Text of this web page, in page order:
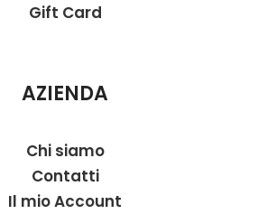
Gift Card
AZIENDA
Chi siamo
Contatti
Il mio Account